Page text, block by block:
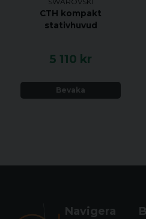
CTH kompakt
stativhuvud
5 110 kr
Bevaka
Navigera